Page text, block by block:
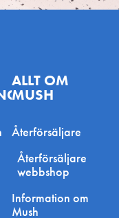
ALLT OM
MUSH
Återförsäljare
Återförsäljare
webbshop
Information om
Mush